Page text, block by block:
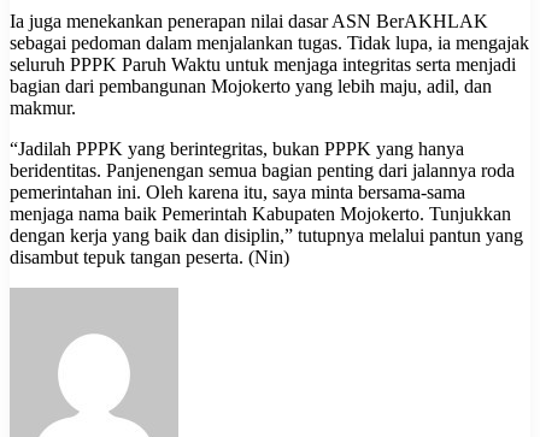
Ia juga menekankan penerapan nilai dasar ASN BerAKHLAK
sebagai pedoman dalam menjalankan tugas. Tidak lupa, ia mengajak
seluruh PPPK Paruh Waktu untuk menjaga integritas serta menjadi
bagian dari pembangunan Mojokerto yang lebih maju, adil, dan
makmur.
“Jadilah PPPK yang berintegritas, bukan PPPK yang hanya
beridentitas. Panjenengan semua bagian penting dari jalannya roda
pemerintahan ini. Oleh karena itu, saya minta bersama-sama
menjaga nama baik Pemerintah Kabupaten Mojokerto. Tunjukkan
dengan kerja yang baik dan disiplin,” tutupnya melalui pantun yang
disambut tepuk tangan peserta. (Nin)